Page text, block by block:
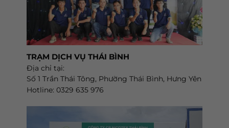
TRẠM DỊCH VỤ THÁI BÌNH
Địa chỉ tại:
Số 1 Trần Thái Tông, Phường Thái Bình, Hưng Yên
Hotline: 0329 635 976